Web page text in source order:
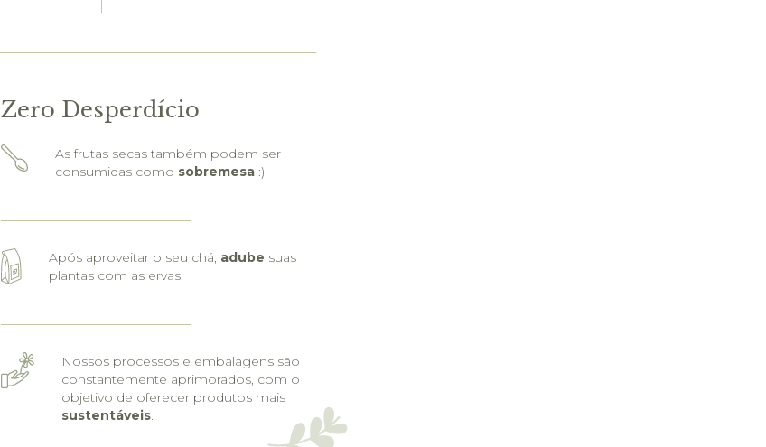
Zero Desperdício
As frutas secas também podem ser
consumidas como sobremesa :)
Após aproveitar o seu chá, adube suas
plantas com as ervas.
Nossos processos e embalagens são
constantemente aprimorados, com o
objetivo de oferecer produtos mais
sustentáveis.